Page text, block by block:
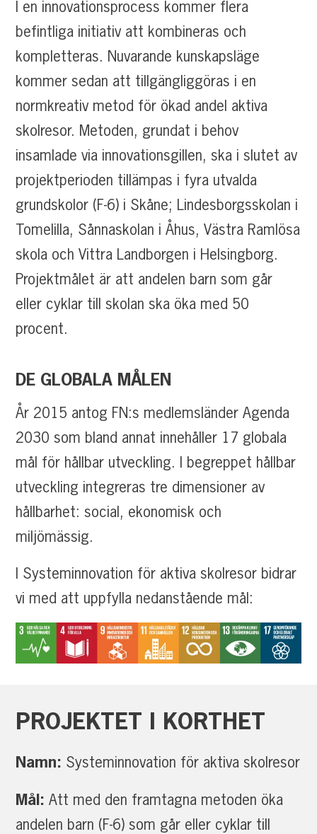
I en innovationsprocess kommer flera
befintliga initiativ att kombineras och
kompletteras. Nuvarande kunskapsläge
kommer sedan att tillgängliggöras i en
normkreativ metod för ökad andel aktiva
skolresor. Metoden, grundat i behov
insamlade via innovationsgillen, ska i slutet av
projektperioden tillämpas i fyra utvalda
grundskolor (F-6) i Skåne; Lindesborgsskolan i
Tomelilla, Sånnaskolan i Åhus, Västra Ramlösa
skola och Vittra Landborgen i Helsingborg.
Projektmålet är att andelen barn som går
eller cyklar till skolan ska öka med 50
procent.
DE GLOBALA MÅLEN
År 2015 antog FN:s medlemsländer Agenda
2030 som bland annat innehåller 17 globala
mål för hållbar utveckling. I begreppet hållbar
utveckling integreras tre dimensioner av
hållbarhet: social, ekonomisk och
miljömässig.
I Systeminnovation för aktiva skolresor bidrar
vi med att uppfylla nedanstående mål:
PROJEKTET I KORTHET
Namn: Systeminnovation för aktiva skolresor
Mål: Att med den framtagna metoden öka
andelen barn (F-6) som går eller cyklar till